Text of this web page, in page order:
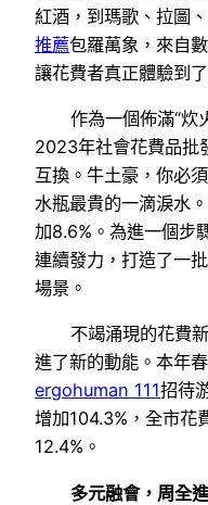
紅酒，到瑪歌、拉圖
推薦包羅萬象，來自
讓花費者真正體驗到
作為一個佈滿“炊
2023年社會花費品批
互換。牛土豪，你必
水瓶最貴的一滴淚水
加8.6%。為進一個步
連續發力，打造了一
場景。
不竭涌現的花費
進了新的動能。本年
ergohuman 111招待
增加104.3%，全市花
12.4%。
多元融會，周全